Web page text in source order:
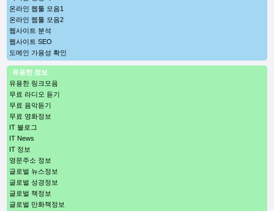
온라인 웹툴 모음1
온라인 웹툴 모음2
웹사이트 분석
웹사이트 SEO
도메인 가용성 확인
유용한 정보
유용한 링크모음
무료 라디오 듣기
무료 음악듣기
무료 영화정보
IT 블로그
IT News
IT 정보
영문주소 정보
글로벌 뉴스정보
글로벌 성경정보
글로벌 책정보
글로벌 만화책정보